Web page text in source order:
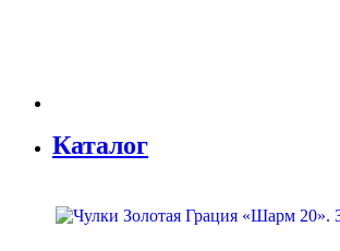
Каталог